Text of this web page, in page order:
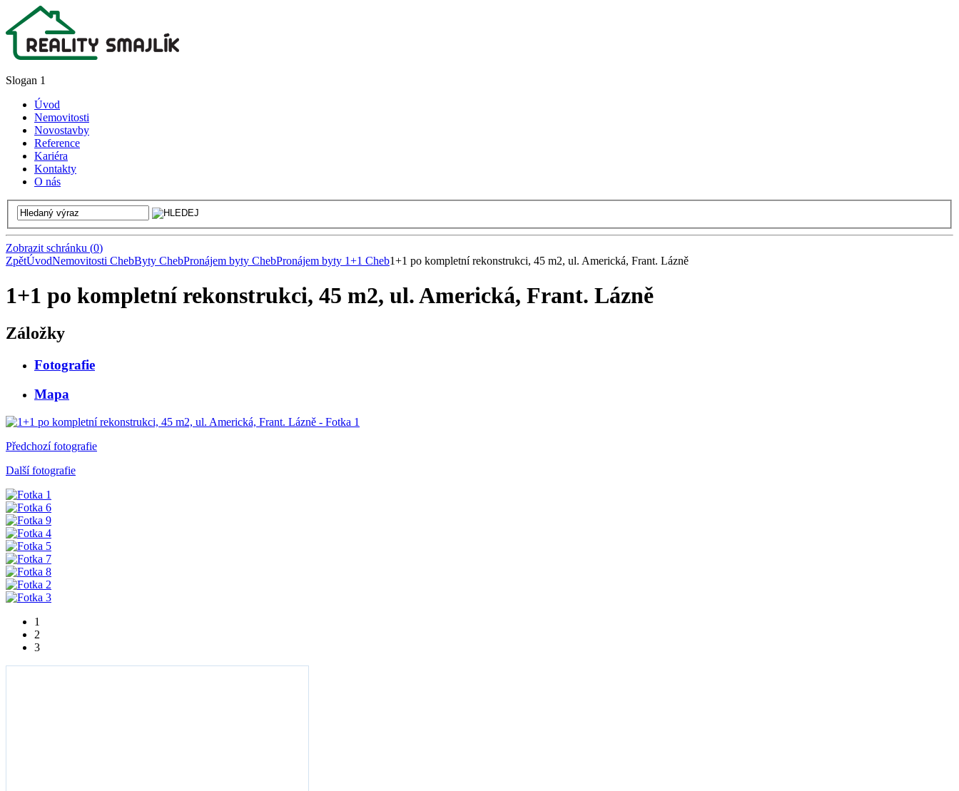
Slogan 1
Úvod
Nemovitosti
Novostavby
Reference
Kariéra
Kontakty
O nás
Zobrazit schránku (0)
ZpětÚvodNemovitosti ChebByty ChebPronájem byty ChebPronájem byty 1+1 Cheb1+1 po kompletní rekonstrukci, 45 m2, ul. Americká, Frant. Lázně
1+1 po kompletní rekonstrukci, 45 m2, ul. Americká, Frant. Lázně
Záložky
Fotografie
Mapa
Předchozí fotografie
Další fotografie
1
2
3